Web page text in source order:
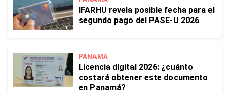
IFARHU revela posible fecha para el
segundo pago del PASE-U 2026
PANAMÁ
Licencia digital 2026: ¿cuánto
costará obtener este documento
en Panamá?